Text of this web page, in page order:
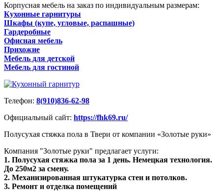
Корпусная мебель на заказ по индивидуальным размерам:
Кухонные гарнитуры
Шкафы (купе, угловые, распашные)
Гардеробные
Офисная мебель
Прихожие
Мебель для детской
Мебель для гостиной
Телефон: 8(910)836-62-98
Официальный сайт: https://fhk69.ru/
Полусухая стяжка пола в Твери от компании «Золотые руки»
Компания "Золотые руки" предлагает услуги:
1. Полусухая стяжка пола за 1 день. Немецкая технология.
До 250м2 за смену.
2. Механизированная штукатурка стен и потолков.
3. Ремонт и отделка помещений